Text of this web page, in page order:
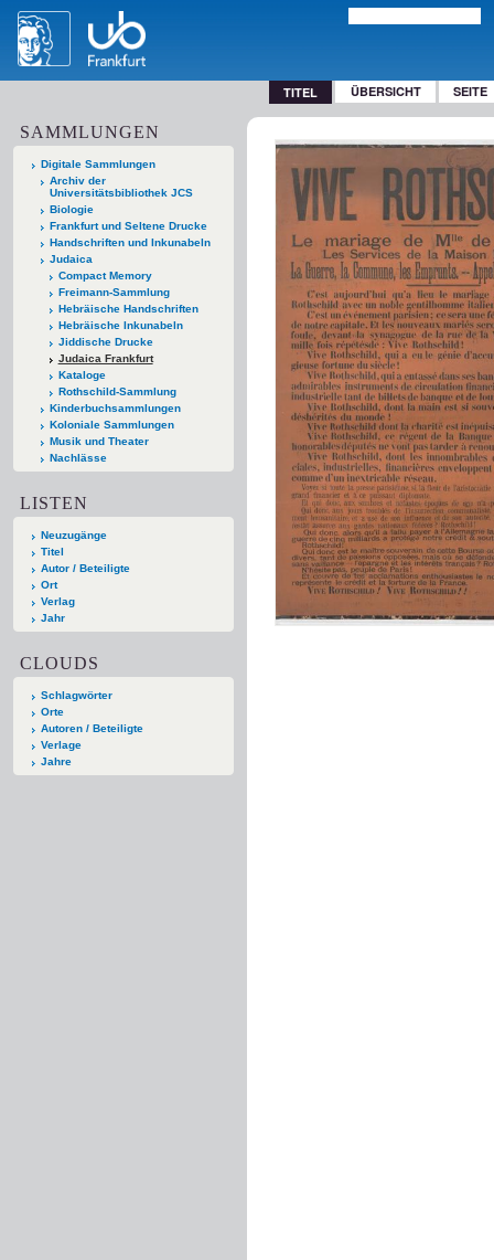
TITEL ÜBERSICHT SEITE
SAMMLUNGEN
Digitale Sammlungen
Archiv der
Universitätsbibliothek JCS
Biologie
Frankfurt und Seltene Drucke
Handschriften und Inkunabeln
Judaica
Compact Memory
Freimann-Sammlung
Hebräische Handschriften
Hebräische Inkunabeln
Jiddische Drucke
Judaica Frankfurt
Kataloge
Rothschild-Sammlung
Kinderbuchsammlungen
Koloniale Sammlungen
Musik und Theater
Nachlässe
LISTEN
Neuzugänge
Titel
Autor / Beteiligte
Ort
Verlag
Jahr
CLOUDS
Schlagwörter
Orte
Autoren / Beteiligte
Verlage
Jahre